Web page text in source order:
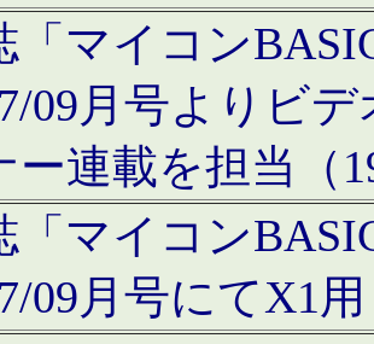
「マイコン
09月号よりビ
ー連載を担当（
「マイコン
09月号にてX1